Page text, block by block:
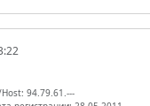
94.79.61.---